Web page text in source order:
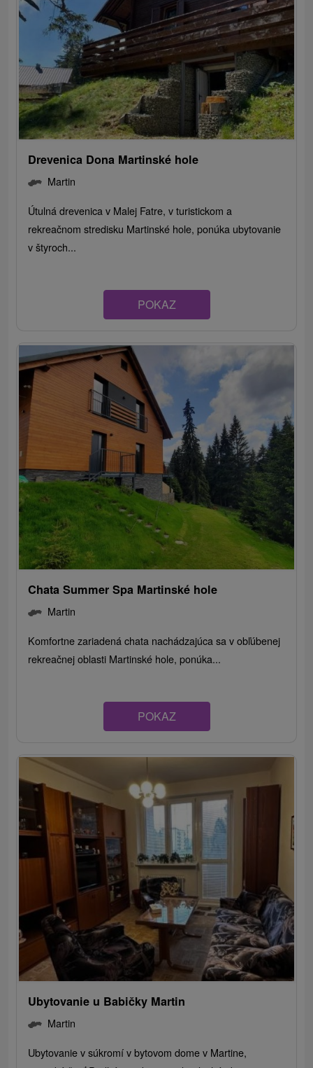
Drevenica Dona Martinské hole
Martin
Útulná drevenica v Malej Fatre, v turistickom a
rekreačnom stredisku Martinské hole, ponúka ubytovanie
v štyroch...
POKAZ
Chata Summer Spa Martinské hole
Martin
Komfortne zariadená chata nachádzajúca sa v obľúbenej
rekreačnej oblasti Martinské hole, ponúka...
POKAZ
Ubytovanie u Babičky Martin
Martin
Ubytovanie v súkromí v bytovom dome v Martine,